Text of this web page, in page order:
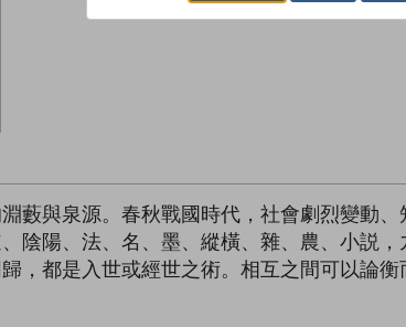
藪與泉源。春秋戰國時代，社會劇烈變動
陰陽、法、名、墨、縱橫、雜、農、小説
，都是入世或經世之術。相互之間可以論